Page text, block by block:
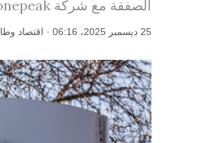
الصفقة مع شركة Stonepeak الأميركية تهدف إلى خفض الديون وتسريع إعادة ضبط استراتيجية المجموعة.
25 ديسمبر 2025، 06:16 · اقتصاد وطاقة